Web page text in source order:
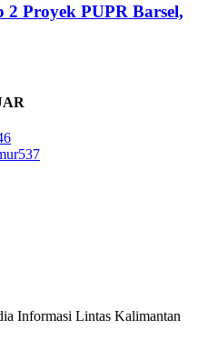
2 Proyek PUPR Barsel,
537
Informasi Lintas Kalimantan